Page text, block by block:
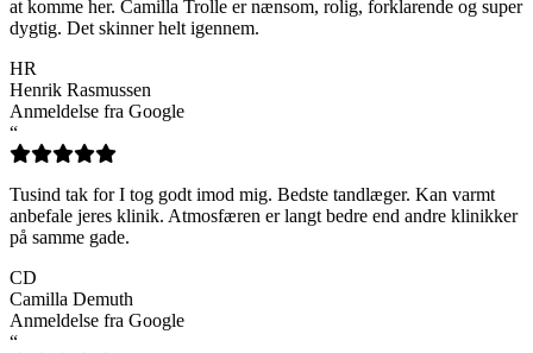
at komme her. Camilla Trolle er nænsom, rolig, forklarende og super
dygtig. Det skinner helt igennem.
HR
Henrik Rasmussen
Anmeldelse fra Google
“
Tusind tak for I tog godt imod mig. Bedste tandlæger. Kan varmt
anbefale jeres klinik. Atmosfæren er langt bedre end andre klinikker
på samme gade.
CD
Camilla Demuth
Anmeldelse fra Google
“